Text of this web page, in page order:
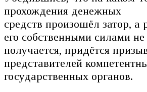
прохождения денежных
средств произошёл затор, а
его собственными силами не
получается, придётся
представителей
государственных органов.